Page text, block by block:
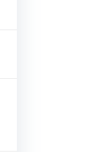
Akademia
Pełen